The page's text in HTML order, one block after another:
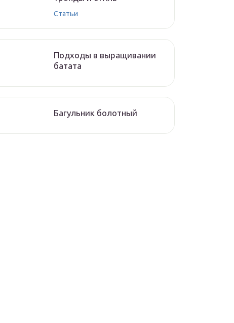
Статьи
Подходы в выращивании
батата
Багульник болотный